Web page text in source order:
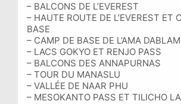
– BALCONS DE L’EVEREST
– HAUTE ROUTE DE L’EVEREST ET
BASE
– CAMP DE BASE DE L’AMA DABLAM
– LACS GOKYO ET RENJO PASS
– BALCONS DES ANNAPURNAS
– TOUR DU MANASLU
– VALLÉE DE NAAR PHU
– MESOKANTO PASS ET TILICHO